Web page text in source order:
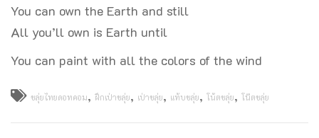
You can own the Earth and still
All you’ll own is Earth until
You can paint with all the colors of the wind
ขลุ่ยไทยดอทคอม, ฝึกเป่าขลุ่ย, เป่าขลุ่ย, แท้บขลุ่ย, โน้ตขลุ่ย, โน๊ตขลุ่ย